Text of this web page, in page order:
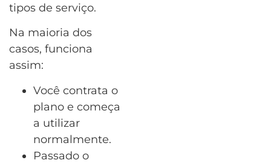
tipos de serviço.
Na maioria dos
casos, funciona
assim:
Você contrata o
plano e começa
a utilizar
normalmente.
Passado o